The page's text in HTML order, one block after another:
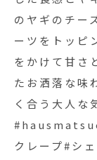
のヤギのチー
ーツをトッピ
をかけて甘さ
たお洒落な味
く合う大人な
クレープ#シ